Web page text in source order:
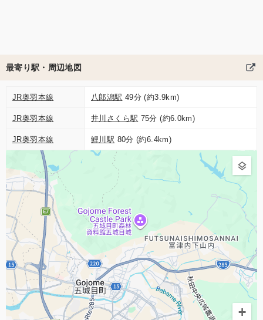
最寄り駅・周辺地図
JR奥羽本線 八郎潟駅 49分 (約3.9km)
JR奥羽本線 井川さくら駅 75分 (約6.0km)
JR奥羽本線 鯉川駅 80分 (約6.4km)
+